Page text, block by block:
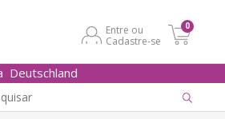
Entre ou
Cadastre-se
0
Deutschland